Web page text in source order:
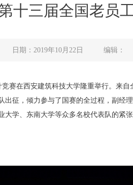
十三届全国老员
日期：2019年10月22日 编辑
赛在西安建筑科技大学隆重举行。来
出征，倾力参与了国赛的全过程，副
学、东南大学等众多名校代表队的